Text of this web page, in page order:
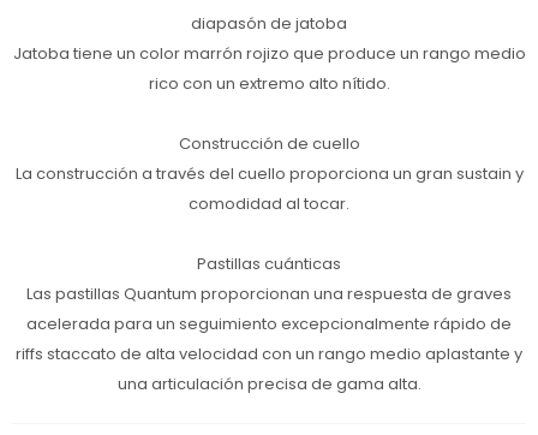
diapasón de jatoba
Jatoba tiene un color marrón rojizo que produce un rango medio
rico con un extremo alto nítido.
Construcción de cuello
La construcción a través del cuello proporciona un gran sustain y
comodidad al tocar.
Pastillas cuánticas
Las pastillas Quantum proporcionan una respuesta de graves
acelerada para un seguimiento excepcionalmente rápido de
riffs staccato de alta velocidad con un rango medio aplastante y
una articulación precisa de gama alta.